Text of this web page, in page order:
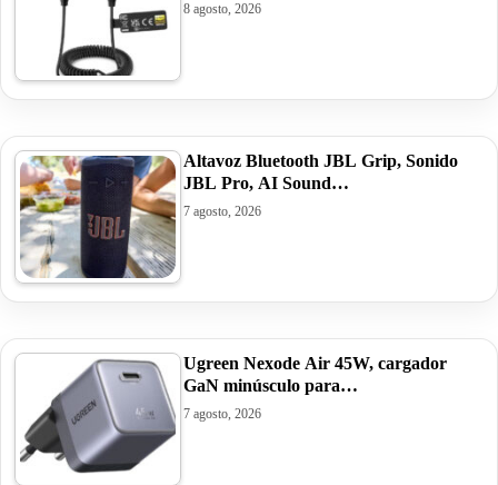
8 agosto, 2026
Altavoz Bluetooth JBL Grip, Sonido
JBL Pro, AI Sound…
7 agosto, 2026
Ugreen Nexode Air 45W, cargador
GaN minúsculo para…
7 agosto, 2026